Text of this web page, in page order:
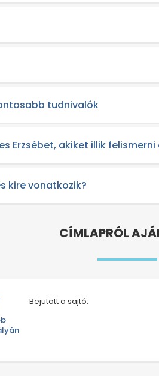
tudnivalók
Erzsébet, akiket illik
kire vonatkozik?
CÍMLAPRÓL
Bejutott a sajtó.